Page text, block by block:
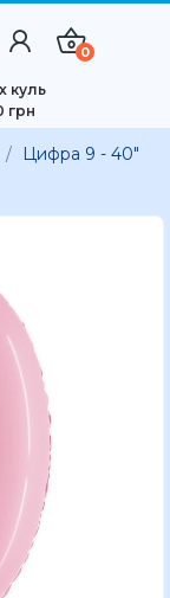
0
куль
грн
Цифра 9 - 40"